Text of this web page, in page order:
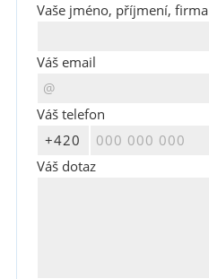
Vaše jméno, příjmení, firma
Váš email
Váš telefon
Váš dotaz